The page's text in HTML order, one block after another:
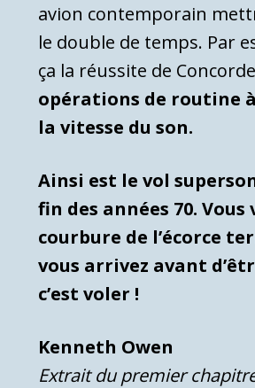
avion contemporain
le double de temps. Par
ça la réussite de
opérations de routine
la vitesse du son.
Ainsi est le vol
fin des années 70. Vous
courbure de l’écorce
vous arrivez avant
c’est voler !
Kenneth Owen
Extrait du premier